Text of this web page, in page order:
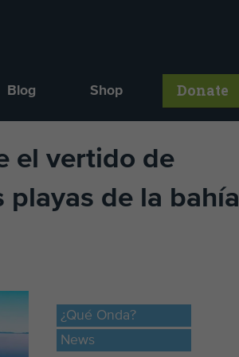
Blog Shop Donate
el vertido de
playas de la bahía
¿Qué Onda?
News